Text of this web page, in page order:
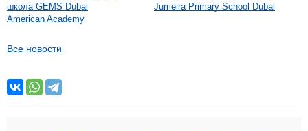
школа GEMS Dubai
American Academy
Jumeira Primary School Dubai
Все новости